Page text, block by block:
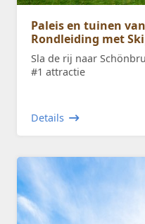
Paleis en tuinen
Rondleiding met
Sla de rij naar
#1 attractie
Details